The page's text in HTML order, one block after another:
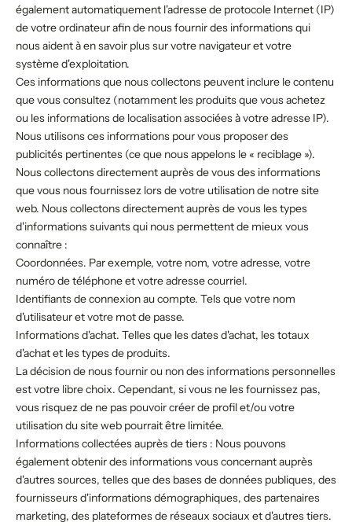
également automatiquement l'adresse de protocole Internet (IP)
de votre ordinateur afin de nous fournir des informations qui
nous aident à en savoir plus sur votre navigateur et votre
système d'exploitation.
Ces informations que nous collectons peuvent inclure le contenu
que vous consultez (notamment les produits que vous achetez
ou les informations de localisation associées à votre adresse IP).
Nous utilisons ces informations pour vous proposer des
publicités pertinentes (ce que nous appelons le « reciblage »).
Nous collectons directement auprès de vous des informations
que vous nous fournissez lors de votre utilisation de notre site
web. Nous collectons directement auprès de vous les types
d'informations suivants qui nous permettent de mieux vous
connaître :
Coordonnées. Par exemple, votre nom, votre adresse, votre
numéro de téléphone et votre adresse courriel.
Identifiants de connexion au compte. Tels que votre nom
d'utilisateur et votre mot de passe.
Informations d'achat. Telles que les dates d'achat, les totaux
d'achat et les types de produits.
La décision de nous fournir ou non des informations personnelles
est votre libre choix. Cependant, si vous ne les fournissez pas,
vous risquez de ne pas pouvoir créer de profil et/ou votre
utilisation du site web pourrait être limitée.
Informations collectées auprès de tiers : Nous pouvons
également obtenir des informations vous concernant auprès
d'autres sources, telles que des bases de données publiques, des
fournisseurs d'informations démographiques, des partenaires
marketing, des plateformes de réseaux sociaux et d'autres tiers.